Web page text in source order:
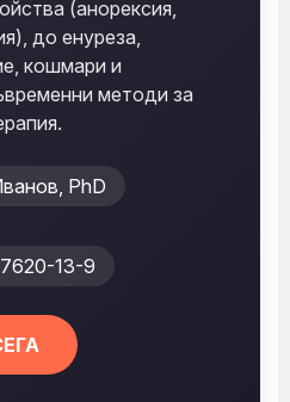
(анорексия,
до енуреза,
кошмари и
методи за
PhD
13-9